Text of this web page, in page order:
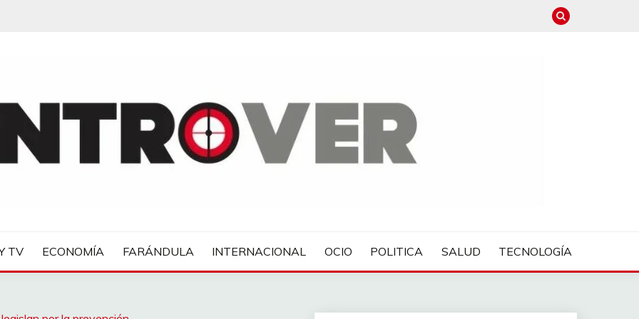
TV ECONOMÍA FARÁNDULA INTERNACIONAL OCIO POLITICA SALUD TECNOLOGÍA